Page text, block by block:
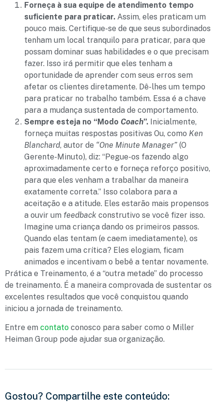
Forneça à sua equipe de atendimento tempo
suficiente para praticar. Assim, eles praticam um
pouco mais. Certifique-se de que seus subordinados
tenham um local tranquilo para praticar, para que
possam dominar suas habilidades e o que precisam
fazer. Isso irá permitir que eles tenham a
oportunidade de aprender com seus erros sem
afetar os clientes diretamente. Dê-lhes um tempo
para praticar no trabalho também. Essa é a chave
para a mudança sustentada de comportamento.
Sempre esteja no “Modo Coach”. Inicialmente,
forneça muitas respostas positivas Ou, como Ken
Blanchard, autor de “One Minute Manager” (O
Gerente-Minuto), diz: “Pegue-os fazendo algo
aproximadamente certo e forneça reforço positivo,
para que eles venham a trabalhar da maneira
exatamente correta.” Isso colabora para a
aceitação e a atitude. Eles estarão mais propensos
a ouvir um feedback construtivo se você fizer isso.
Imagine uma criança dando os primeiros passos.
Quando elas tentam (e caem imediatamente), os
pais fazem uma crítica? Eles elogiam, ficam
animados e incentivam o bebê a tentar novamente.
Prática e Treinamento, é a “outra metade” do processo
de treinamento. É a maneira comprovada de sustentar os
excelentes resultados que você conquistou quando
iniciou a jornada de treinamento.
Entre em contato conosco para saber como o Miller
Heiman Group pode ajudar sua organização.
Gostou? Compartilhe este conteúdo: